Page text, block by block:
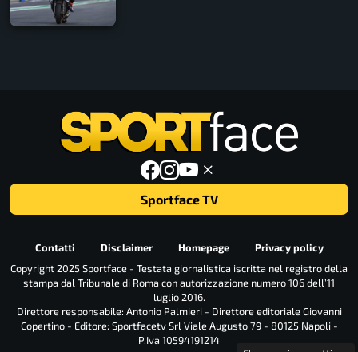
Sportface TV
Contatti Disclaimer Homepage
Privacy policy
Copyright 2025 Sportface - Testata giornalistica iscritta nel registro della
stampa dal Tribunale di Roma con autorizzazione numero 106 dell’11
luglio 2016.
Direttore responsabile: Antonio Palmieri - Direttore editoriale Giovanni
Copertino - Editore: Sportfacetv Srl Viale Augusto 79 - 80125 Napoli -
P.Iva 10594191214